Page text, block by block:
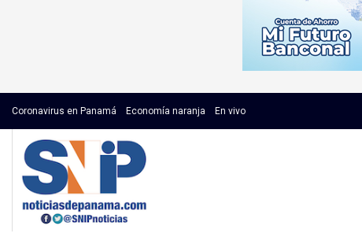
Coronavirus en Panamá Economía naranja En vivo